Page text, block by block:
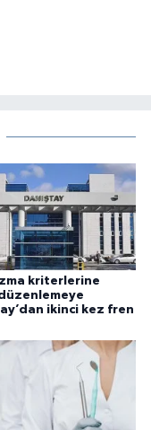
kriterlerine
ikinci kez fren